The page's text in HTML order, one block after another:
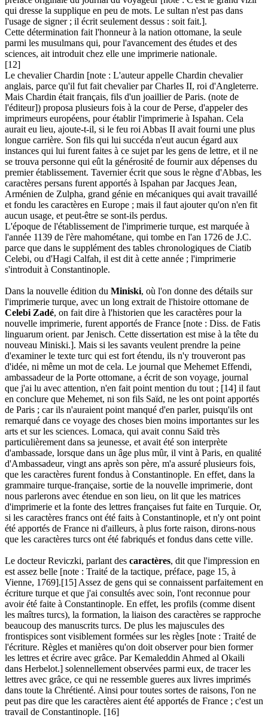
qui dresse la supplique en peu de mots. Le sultan n'est pas dans
l'usage de signer ; il écrit seulement dessus : soit fait.].
Cette détermination fait l'honneur à la nation ottomane, la seule
parmi les musulmans qui, pour l'avancement des études et des
sciences, ait introduit chez elle une imprimerie nationale.
[12]
Le chevalier Chardin [note : L'auteur appelle Chardin chevalier
anglais, parce qu'il fut fait chevalier par Charles II, roi d'Angleterre.
Mais Chardin était français, fils d'un joaillier de Paris. (note de
l'éditeur]) proposa plusieurs fois à la cour de Perse, d'appeler des
imprimeurs européens, pour établir l'imprimerie à Ispahan. Cela
aurait eu lieu, ajoute-t-il, si le feu roi Abbas II avait fourni une plus
longue carrière. Son fils qui lui succéda n'eut aucun égard aux
instances qui lui furent faites à ce sujet par les gens de lettre, et il ne
se trouva personne qui eût la générosité de fournir aux dépenses du
premier établissement. Tavernier écrit que sous le règne d'Abbas, les
caractères persans furent apportés à Ispahan par Jacques Jean,
Arménien de Zulpha, grand génie en mécaniques qui avait travaillé
et fondu les caractères en Europe ; mais il faut ajouter qu'on n'en fit
aucun usage, et peut-être se sont-ils perdus.
L'époque de l'établissement de l'imprimerie turque, est marquée à
l'année 1139 de l'ère mahométane, qui tombe en l'an 1726 de J.C.
parce que dans le supplément des tables chronologiques de Ciatib
Celebi, ou d'Hagi Calfah, il est dit à cette année ; l'imprimerie
s'introduit à Constantinople.
Dans la nouvelle édition du Miniski, où l'on donne des détails sur
l'imprimerie turque, avec un long extrait de l'histoire ottomane de
Celebi Zadé, on fait dire à l'historien que les caractères pour la
nouvelle imprimerie, furent apportés de France [note : Diss. de Fatis
linguarum orient. par Jenisch. Cette dissertation est mise à la tête du
nouveau Miniski.]. Mais si les savants veulent prendre la peine
d'examiner le texte turc qui est fort étendu, ils n'y trouveront pas
d'idée, ni même un mot de cela. Le journal que Mehemet Effendi,
ambassadeur de la Porte ottomane, a écrit de son voyage, journal
que j'ai lu avec attention, n'en fait point mention du tout ; [14] il faut
en conclure que Mehemet, ni son fils Saïd, ne les ont point apportés
de Paris ; car ils n'auraient point manqué d'en parler, puisqu'ils ont
remarqué dans ce voyage des choses bien moins importantes sur les
arts et sur les sciences. Lomaca, qui avait connu Saïd très
particulièrement dans sa jeunesse, et avait été son interprète
d'ambassade, lorsque dans un âge plus mûr, il vint à Paris, en qualité
d'Ambassadeur, vingt ans après son père, m'a assuré plusieurs fois,
que les caractères furent fondus à Constantinople. En effet, dans la
grammaire turque-française, sortie de la nouvelle imprimerie, dont
nous parlerons avec étendue en son lieu, on lit que les matrices
d'imprimerie et la fonte des lettres françaises fut faite en Turquie. Or,
si les caractères francs ont été faits à Constantinople, et n'y ont point
été apportés de France ni d'ailleurs, à plus forte raison, dirons-nous
que les caractères turcs ont été fabriqués et fondus dans cette ville.
Le docteur Reviczki, parlant des caractères, dit que l'impression en
est assez belle [note : Traité de la tactique, préface, page 15, à
Vienne, 1769].[15] Assez de gens qui se connaissent parfaitement en
écriture turque et que j'ai consultés avec soin, l'ont reconnue pour
avoir été faite à Constantinople. En effet, les profils (comme disent
les maîtres turcs), la formation, la liaison des caractères se rapproche
beaucoup des manuscrits turcs. De plus les majuscules des
frontispices sont visiblement formées sur les règles [note : Traité de
l'écriture. Règles et manières qu'on doit observer pour bien former
les lettres et écrire avec grâce. Par Kemaleddin Ahmed al Okaili
dans Herbelot.] solennellement observées parmi eux, de tracer les
lettres avec grâce, ce qui ne ressemble gueres aux livres imprimés
dans toute la Chrétienté. Ainsi pour toutes sortes de raisons, l'on ne
peut pas dire que les caractères aient été apportés de France ; c'est un
travail de Constantinople. [16]